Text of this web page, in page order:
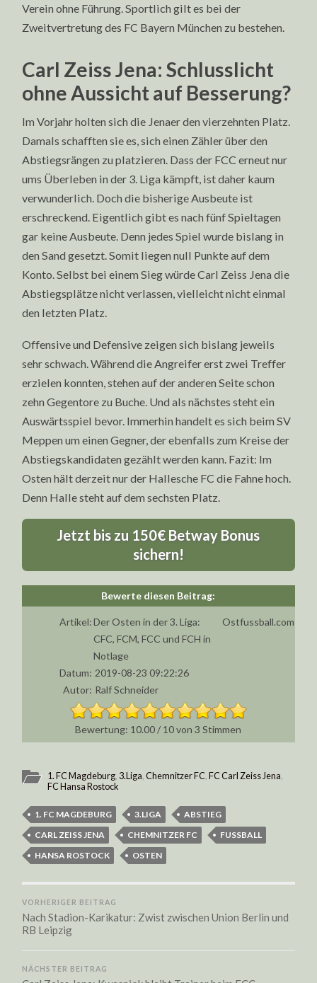
Verein ohne Führung. Sportlich gilt es bei der
Zweitvertretung des FC Bayern München zu bestehen.
Carl Zeiss Jena: Schlusslicht
ohne Aussicht auf Besserung?
Im Vorjahr holten sich die Jenaer den vierzehnten Platz.
Damals schafften sie es, sich einen Zähler über den
Abstiegsrängen zu platzieren. Dass der FCC erneut nur
ums Überleben in der 3. Liga kämpft, ist daher kaum
verwunderlich. Doch die bisherige Ausbeute ist
erschreckend. Eigentlich gibt es nach fünf Spieltagen
gar keine Ausbeute. Denn jedes Spiel wurde bislang in
den Sand gesetzt. Somit liegen null Punkte auf dem
Konto. Selbst bei einem Sieg würde Carl Zeiss Jena die
Abstiegsplätze nicht verlassen, vielleicht nicht einmal
den letzten Platz.
Offensive und Defensive zeigen sich bislang jeweils
sehr schwach. Während die Angreifer erst zwei Treffer
erzielen konnten, stehen auf der anderen Seite schon
zehn Gegentore zu Buche. Und als nächstes steht ein
Auswärtsspiel bevor. Immerhin handelt es sich beim SV
Meppen um einen Gegner, der ebenfalls zum Kreise der
Abstiegskandidaten gezählt werden kann. Fazit: Im
Osten hält derzeit nur der Hallesche FC die Fahne hoch.
Denn Halle steht auf dem sechsten Platz.
Jetzt bis zu 150€ Betway Bonus
sichern!
Artikel:Der Osten in der 3. Liga:
CFC, FCM, FCC und FCH in
Notlage
Ostfussball.com
Datum: 2019-08-23 09:22:26
Autor: Ralf Schneider
10.00/ 10von3 Stimmen
1. FC Magdeburg, 3.Liga,Chemnitzer FC,FC Carl Zeiss Jena,
FC Hansa Rostock
1. FC MAGDEBURG 3.LIGA
ABSTIEG
CARL ZEISS JENA
CHEMNITZER FC
FUSSBALL
HANSA ROSTOCK
OSTEN
VORHERIGER BEITRAG
Nach Stadion-Karikatur: Zwist zwischen Union Berlin und
RB Leipzig
NÄCHSTER BEITRAG